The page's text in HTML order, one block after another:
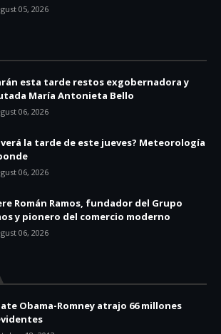
05, 2026
esta tarde restos exgobernadora y
María Antonieta Bello
06, 2026
la tarde de este jueves? Meteorología
06, 2026
Román Ramos, fundador del Grupo
y pionero del comercio moderno
06, 2026
Obama-Romney atrajo 66 millones